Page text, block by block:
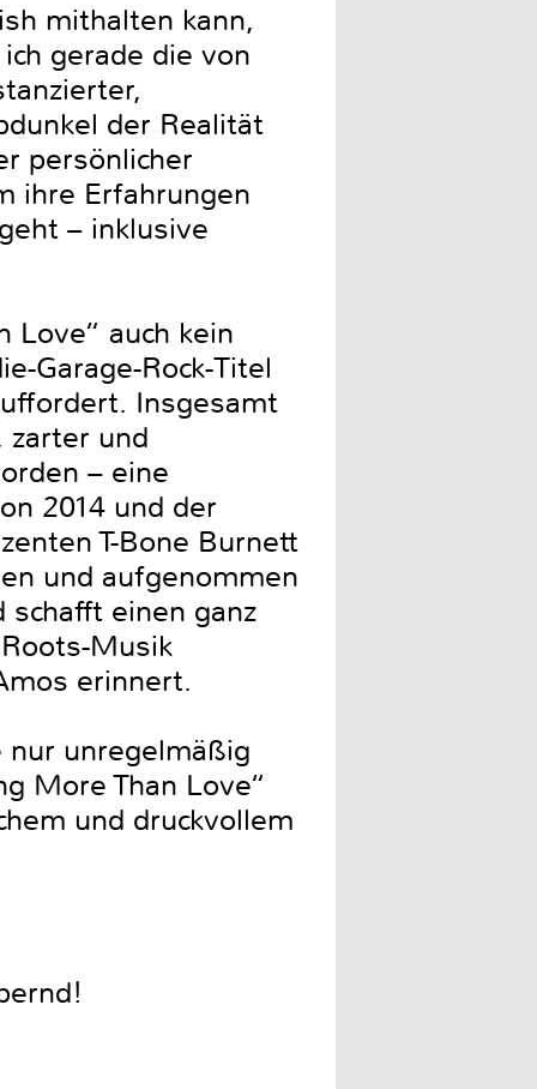
mithalten kann,
gerade die von
der Realität
persönlicher
ihre Erfahrungen
– inklusive
Love“ auch kein
Garage-Rock-Titel
Insgesamt
zarter und
– eine
2014 und der
T-Bone Burnett
und aufgenommen
einen ganz
Musik
erinnert.
nur unregelmäßig
More Than Love“
und druckvollem